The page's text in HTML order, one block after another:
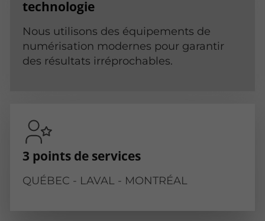
technologie
Nous utilisons des équipements de
numérisation modernes pour garantir
des résultats irréprochables.
3 points de services
QUÉBEC - LAVAL - MONTRÉAL